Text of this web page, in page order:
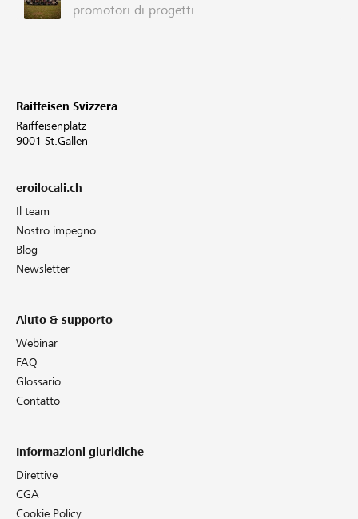
promotori di progetti
Raiffeisen Svizzera
Raiffeisenplatz
9001 St.Gallen
eroilocali.ch
Il team
Nostro impegno
Blog
Newsletter
Aiuto & supporto
Webinar
FAQ
Glossario
Contatto
Informazioni giuridiche
Direttive
CGA
Cookie Policy